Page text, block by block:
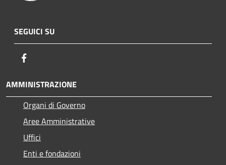
SEGUICI SU
AMMINISTRAZIONE
Organi di Governo
Aree Amministrative
Uffici
Enti e fondazioni